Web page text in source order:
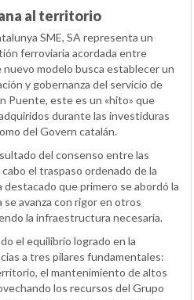
al territorio
SME, SA representa un
ferroviaria acordada entre
modelo busca establecer un
y gobernanza del servicio de
Puente, este es un «hito» que
durante las investiduras
del Govern catalán.
del consenso entre las
el traspaso ordenado de la
que primero se abordó la
avanza con rigor en otros
la infraestructura necesaria.
el equilibrio logrado en la
a tres pilares fundamentales:
el mantenimiento de altos
los recursos del Grupo